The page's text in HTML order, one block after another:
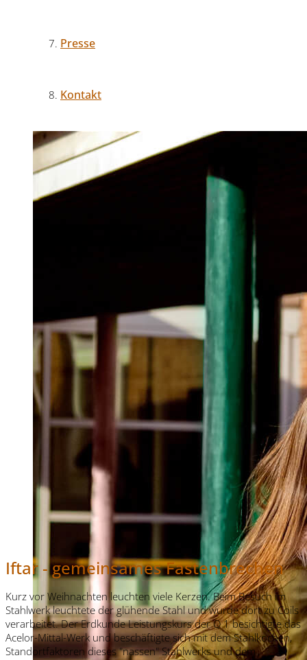
Presse
Kontakt
Iftar - gemeinsames Fastenbrechen
Kurz vor Weihnachten leuchten viele Kerzen. Beim Besuch im
Stahlwerk leuchtete der glühende Stahl und wurde dort zu Coils
verarbeitet. Der Erdkunde Leistungskurs der Q 1 besichtigte das
Acelor-Mittal-Werk und beschäftigte sich mit dem Stahlkochen,
Standortfaktoren dieses "nassen" Stahlwerks und dem